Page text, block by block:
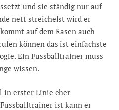
und sie ständig nur auf
nett streichelst wird er
auf dem Rasen auch
können das ist einfachste
Ein Fussballtrainer muss
wissen.
in erster Linie eher
ist kann er